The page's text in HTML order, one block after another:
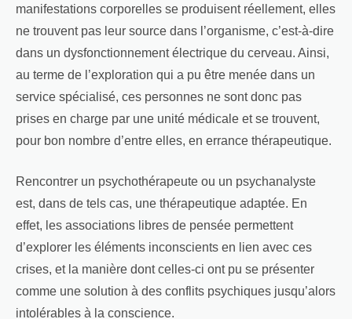
manifestations corporelles se produisent réellement, elles
ne trouvent pas leur source dans l’organisme, c’est-à-dire
dans un dysfonctionnement électrique du cerveau. Ainsi,
au terme de l’exploration qui a pu être menée dans un
service spécialisé, ces personnes ne sont donc pas
prises en charge par une unité médicale et se trouvent,
pour bon nombre d’entre elles, en errance thérapeutique.
Rencontrer un psychothérapeute ou un psychanalyste
est, dans de tels cas, une thérapeutique adaptée. En
effet, les associations libres de pensée permettent
d’explorer les éléments inconscients en lien avec ces
crises, et la manière dont celles-ci ont pu se présenter
comme une solution à des conflits psychiques jusqu’alors
intolérables à la conscience.